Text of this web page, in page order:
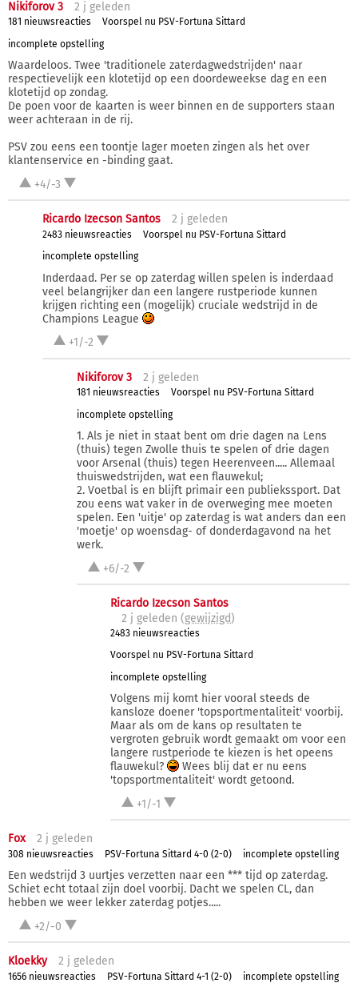
Nikiforov 3 2 j geleden
181 nieuwsreacties
Voorspel nu PSV-Fortuna Sittard
incomplete opstelling
Waardeloos. Twee 'traditionele zaterdagwedstrijden' naar
respectievelijk een klotetijd op een doordeweekse dag en een
klotetijd op zondag.
De poen voor de kaarten is weer binnen en de supporters staan
weer achteraan in de rij.
PSV zou eens een toontje lager moeten zingen als het over
klantenservice en -binding gaat.
+4/-3
Ricardo Izecson Santos 2 j geleden
2483 nieuwsreacties
Voorspel nu PSV-Fortuna Sittard
incomplete opstelling
Inderdaad. Per se op zaterdag willen spelen is inderdaad
veel belangrijker dan een langere rustperiode kunnen
krijgen richting een (mogelijk) cruciale wedstrijd in de
Champions League
+1/-2
Nikiforov 3 2 j geleden
181 nieuwsreacties
Voorspel nu PSV-Fortuna Sittard
incomplete opstelling
1. Als je niet in staat bent om drie dagen na Lens
(thuis) tegen Zwolle thuis te spelen of drie dagen
voor Arsenal (thuis) tegen Heerenveen..... Allemaal
thuiswedstrijden, wat een flauwekul;
2. Voetbal is en blijft primair een publiekssport. Dat
zou eens wat vaker in de overweging mee moeten
spelen. Een 'uitje' op zaterdag is wat anders dan een
'moetje' op woensdag- of donderdagavond na het
werk.
+6/-2
Ricardo Izecson Santos
2 j geleden (gewijzigd)
2483 nieuwsreacties
Voorspel nu PSV-Fortuna Sittard
incomplete opstelling
Volgens mij komt hier vooral steeds de
kansloze doener 'topsportmentaliteit' voorbij.
Maar als om de kans op resultaten te
vergroten gebruik wordt gemaakt om voor een
langere rustperiode te kiezen is het opeens
flauwekul?
Wees blij dat er nu eens
'topsportmentaliteit' wordt getoond.
+1/-1
Fox 2 j geleden
308 nieuwsreacties PSV-Fortuna Sittard 4-0 (2-0) incomplete opstelling
Een wedstrijd 3 uurtjes verzetten naar een *** tijd op zaterdag.
Schiet echt totaal zijn doel voorbij. Dacht we spelen CL, dan
hebben we weer lekker zaterdag potjes.....
+2/-0
Kloekky 2 j geleden
1656 nieuwsreacties PSV-Fortuna Sittard 4-1 (2-0) incomplete opstelling